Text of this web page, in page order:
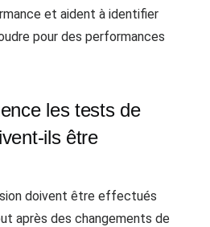
et aident à identifier
pour des performances
les tests de
ils être
doivent être effectués
après des changements de